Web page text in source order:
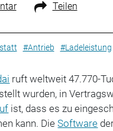
Teilen
#Antrieb #Ladeleistung
ruft weltweit 47.770-
wurden, in
ist, dass es zu
kann. DieSoftware